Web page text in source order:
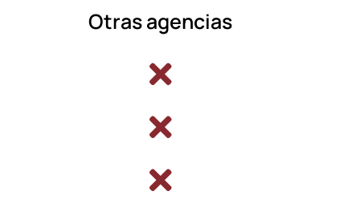
Otras agencias